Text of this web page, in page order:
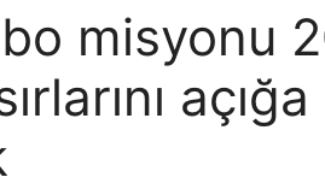
misyonu